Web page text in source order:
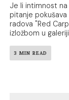
Je li intimnost
pitanje pokušava
radova "Red
izložbom u
3 MIN READ